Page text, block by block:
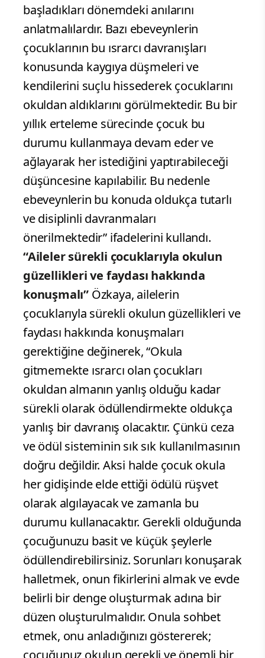
başladıkları dönemdeki anılarını
anlatmalılardır. Bazı ebeveynlerin
çocuklarının bu ısrarcı davranışları
konusunda kaygıya düşmeleri ve
kendilerini suçlu hissederek çocuklarını
okuldan aldıklarını görülmektedir. Bu bir
yıllık erteleme sürecinde çocuk bu
durumu kullanmaya devam eder ve
ağlayarak her istediğini yaptırabileceği
düşüncesine kapılabilir. Bu nedenle
ebeveynlerin bu konuda oldukça tutarlı
ve disiplinli davranmaları
önerilmektedir” ifadelerini kullandı.
“Aileler sürekli çocuklarıyla okulun
güzellikleri ve faydası hakkında
konuşmalı” Özkaya, ailelerin
çocuklarıyla sürekli okulun güzellikleri ve
faydası hakkında konuşmaları
gerektiğine değinerek, “Okula
gitmemekte ısrarcı olan çocukları
okuldan almanın yanlış olduğu kadar
sürekli olarak ödüllendirmekte oldukça
yanlış bir davranış olacaktır. Çünkü ceza
ve ödül sisteminin sık sık kullanılmasının
doğru değildir. Aksi halde çocuk okula
her gidişinde elde ettiği ödülü rüşvet
olarak algılayacak ve zamanla bu
durumu kullanacaktır. Gerekli olduğunda
çocuğunuzu basit ve küçük şeylerle
ödüllendirebilirsiniz. Sorunları konuşarak
halletmek, onun fikirlerini almak ve evde
belirli bir denge oluşturmak adına bir
düzen oluşturulmalıdır. Onula sohbet
etmek, onu anladığınızı göstererek;